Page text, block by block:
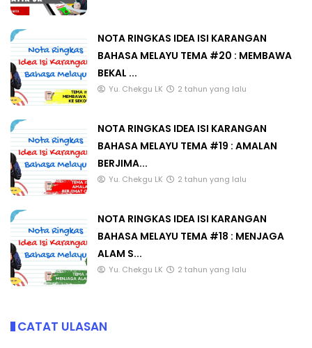
NOTA RINGKAS IDEA ISI KARANGAN
BAHASA MELAYU TEMA #20 : MEMBAWA
BEKAL ...
Yu. Chekgu LK 2 tahun yang lalu
NOTA RINGKAS IDEA ISI KARANGAN
BAHASA MELAYU TEMA #19 : AMALAN
BERJIMA...
Yu. Chekgu LK 2 tahun yang lalu
NOTA RINGKAS IDEA ISI KARANGAN
BAHASA MELAYU TEMA #18 : MENJAGA
ALAM S...
Yu. Chekgu LK 2 tahun yang lalu
CATAT ULASAN